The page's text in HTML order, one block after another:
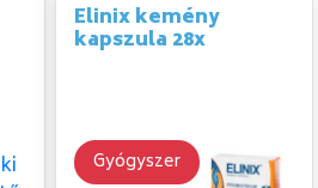
Elinix kemény
kapszula 28x
Gyógyszer